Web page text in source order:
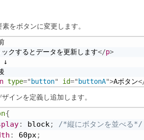
をボタンに変更します。
ックするとデータを更新します</p>
type=" button" id=" buttonA">Aボタン
インを定義し追加します。
{
: block;
/*縦にボタンを並べる*/
: 60px;